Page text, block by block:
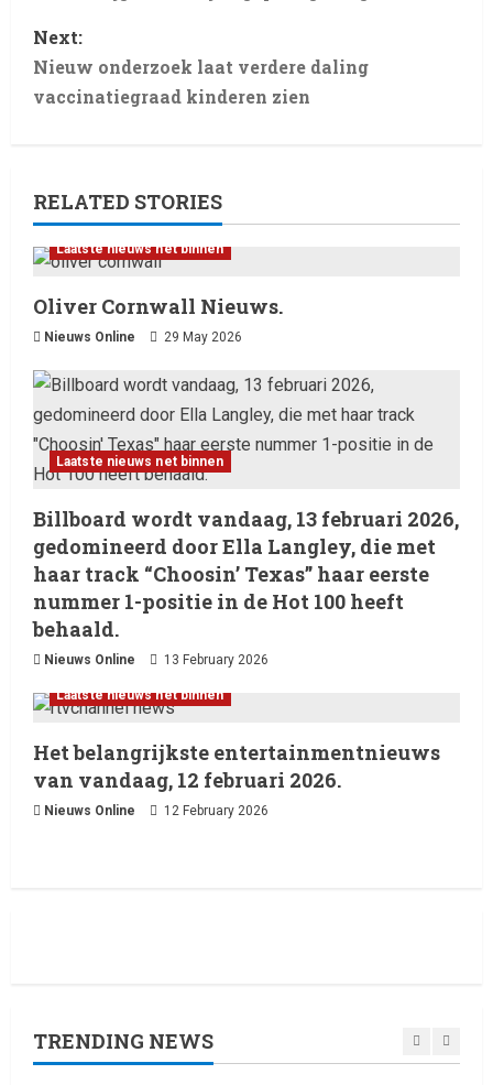
Next:
Nieuw onderzoek laat verdere daling
vaccinatiegraad kinderen zien
RELATED STORIES
Laatste nieuws net binnen
Oliver Cornwall Nieuws.
Nieuws Online 29 May 2026
Laatste nieuws net binnen
Billboard wordt vandaag, 13 februari 2026,
gedomineerd door Ella Langley, die met
haar track “Choosin’ Texas” haar eerste
nummer 1-positie in de Hot 100 heeft
behaald.
Nieuws Online 13 February 2026
Laatste nieuws net binnen
Het belangrijkste entertainmentnieuws
van vandaag, 12 februari 2026.
Nieuws Online 12 February 2026
TRENDING NEWS
2
Laatste nieuws net binnen
Billboard wordt vandaag, 13
februari 2026, gedomineerd
door Ella Langley, die met haar
track “Choosin’ Texas” haar
Hot 100 heeft behaald.
13 February 2026
Laatste nieuws net binnen
Het belangrijkste
entertainmentnieuws van
vandaag, 12 februari 2026.
4
Laatste nieuws net binnen
Live Music: Concerts, Festivals,
and DJ Performances This
Laatste nieuws net binnen
1